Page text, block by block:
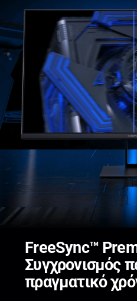
FreeSync™
Συγχρονισμός
πραγματικό